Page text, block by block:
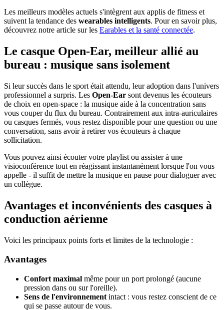
Les meilleurs modèles actuels s'intègrent aux applis de fitness et
suivent la tendance des wearables intelligents. Pour en savoir plus,
découvrez notre article sur les Earables et la santé connectée.
Le casque Open-Ear, meilleur allié au
bureau : musique sans isolement
Si leur succès dans le sport était attendu, leur adoption dans l'univers
professionnel a surpris. Les Open-Ear sont devenus les écouteurs
de choix en open-space : la musique aide à la concentration sans
vous couper du flux du bureau. Contrairement aux intra-auriculaires
ou casques fermés, vous restez disponible pour une question ou une
conversation, sans avoir à retirer vos écouteurs à chaque
sollicitation.
Vous pouvez ainsi écouter votre playlist ou assister à une
visioconférence tout en réagissant instantanément lorsque l'on vous
appelle - il suffit de mettre la musique en pause pour dialoguer avec
un collègue.
Avantages et inconvénients des casques à
conduction aérienne
Voici les principaux points forts et limites de la technologie :
Avantages
Confort maximal même pour un port prolongé (aucune
pression dans ou sur l'oreille).
Sens de l'environnement intact : vous restez conscient de ce
qui se passe autour de vous.